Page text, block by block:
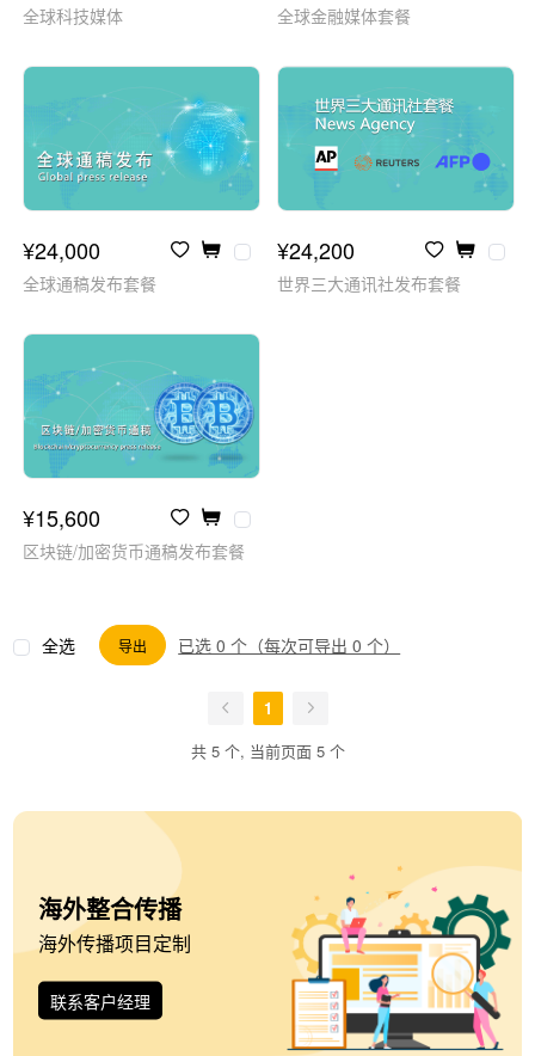
全球科技媒体 全球金融媒体套餐
¥24,000
全球通稿发布套餐
¥24,200
世界三大通讯社发布套餐
¥15,600
区块链/加密货币通稿发布套餐
全选 导出 已选 0 个（每次可导出 0 个）
1
共 5 个, 当前页面 5 个
海外整合传播
海外传播项目定制
联系客户经理